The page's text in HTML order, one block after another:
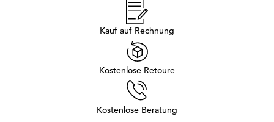
Kauf auf Rechnung
Kostenlose Retoure
Kostenlose Beratung